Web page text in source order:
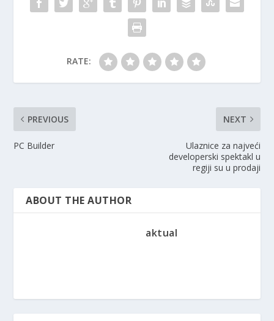
RATE:
PREVIOUS
PC Builder
NEXT
Ulaznice za najveći
developerski spektakl u
regiji su u prodaji
ABOUT THE AUTHOR
aktual